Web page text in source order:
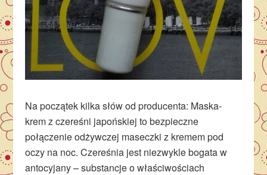
Na początek kilka słów od producenta: Maska-
krem z czereśni japońskiej to bezpieczne
połączenie odżywczej maseczki z kremem pod
oczy na noc. Czereśnia jest niezwykle bogata w
antocyjany – substancje o właściwościach